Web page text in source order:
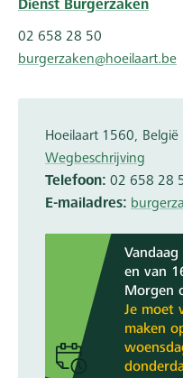
Dienst Burgerzaken
02 658 28 50
burgerzaken@hoeilaart.be
Hoeilaart 1560
België
Wegbeschrijving
Telefoon 02 658 28
E-mailadres
en van
Morgen
Je moet
maken